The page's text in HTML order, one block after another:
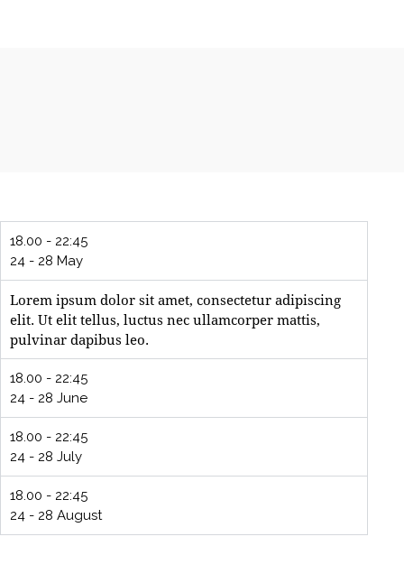
18.00 - 22:45
24 - 28 May
Lorem ipsum dolor sit amet, consectetur adipiscing
elit. Ut elit tellus, luctus nec ullamcorper mattis,
pulvinar dapibus leo.
18.00 - 22:45
24 - 28 June
18.00 - 22:45
24 - 28 July
18.00 - 22:45
24 - 28 August